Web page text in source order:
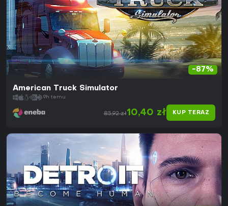
-87%
American Truck Simulator
9h temu
85,92 zł10,40 zł KUP TERAZ